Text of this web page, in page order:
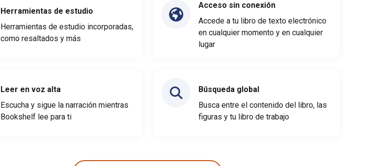
Herramientas de estudio
Herramientas de estudio incorporadas,
como resaltados y más
Leer en voz alta
Escucha y sigue la narración mientras
Bookshelf lee para ti
Acceso sin conexión
Accede a tu libro de texto electrónico
en cualquier momento y en cualquier
lugar
Búsqueda global
Busca entre el contenido del libro, las
figuras y tu libro de trabajo